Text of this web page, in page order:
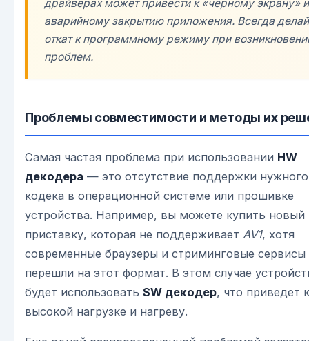
драйверах может привести к «черному экрану»
аварийному закрытию приложения. Всегда
откат к программному режиму при
проблем.
Проблемы совместимости и методы их
Самая частая проблема при использовании HW
декодера — это отсутствие поддержки нужного
кодека в операционной системе или прошивке
устройства. Например, вы можете купить
приставку, которая не поддерживает AV1, хотя
современные браузеры и стриминговые
перешли на этот формат. В этом случае
будет использовать SW декодер, что приведет к
высокой нагрузке и нагреву.